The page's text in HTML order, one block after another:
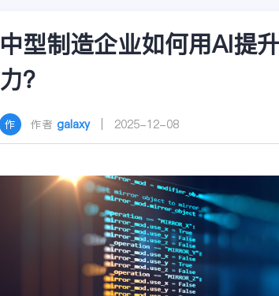
中型制造企业如何用AI提
力？
作者 galaxy| 2025-12-08